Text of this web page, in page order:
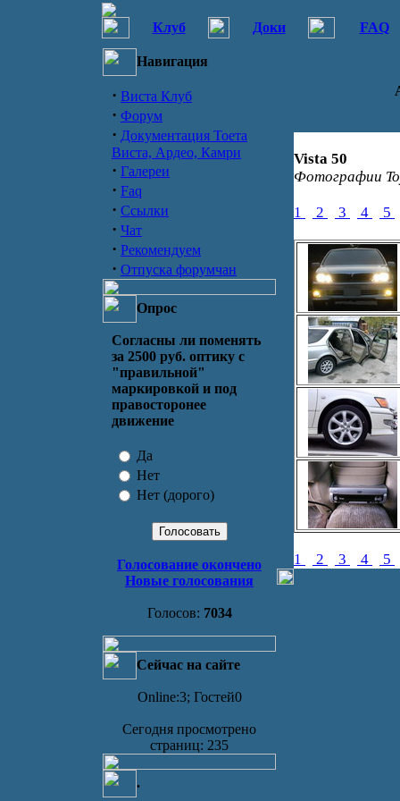
Клуб Доки FAQ
Навигация
· Виста Клуб
· Форум
· Документация Тоета
Виста, Ардео, Камри
· Галереи
· Faq
· Ссылки
· Чат
· Рекомендуем
· Отпуска форумчан
Опрос
Согласны ли поменять
за 2500 руб. оптику с
"правильной"
маркировкой и под
правосторонее
движение
Да
Нет
Нет (дорого)
Голосование окончено
Новые голосования
Голосов: 7034
Сейчас на сайте
Online:3; Гостей0
Сегодня просмотрено
страниц: 235
.
Vista 50
Фотографии
1 2 3 4 5
1 2 3 4 5